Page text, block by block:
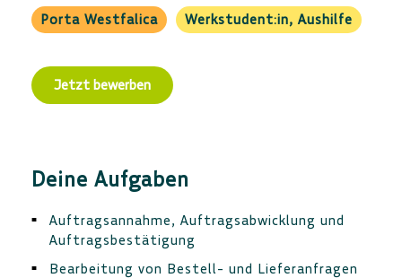
Porta Westfalica Werkstudent:in, Aushilfe
Deine Aufgaben
Auftragsannahme, Auftragsabwicklung und
Auftragsbestätigung
Bearbeitung von Bestell- und Lieferanfragen